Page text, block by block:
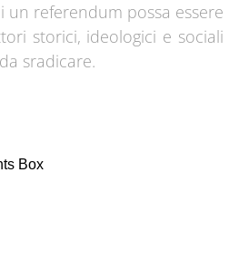
un referendum possa essere
storici, ideologici e sociali
sradicare.
Box